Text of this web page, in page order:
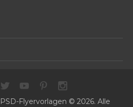
Flyervorlagen © 2026. Alle